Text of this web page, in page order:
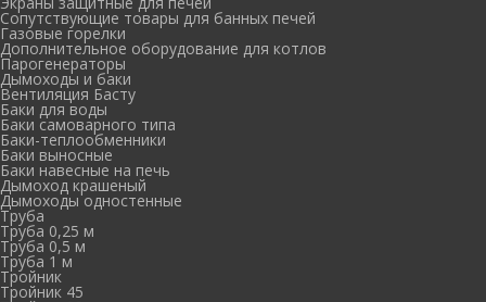
Сопутствующие товары для банных печей
Газовые горелки
Дополнительное оборудование для котлов
Парогенераторы
Дымоходы и баки
Вентиляция Басту
Баки для воды
Баки самоварного типа
Баки-теплообменники
Баки выносные
Баки навесные на печь
Дымоход крашеный
Дымоходы одностенные
Труба
Труба 0,25 м
Труба 0,5 м
Труба 1 м
Тройник
Тройник 45